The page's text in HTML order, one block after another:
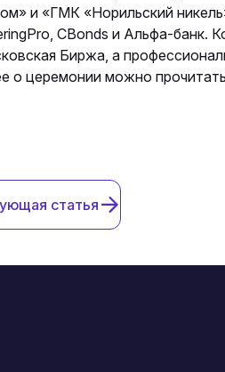
и «ГМК «Норильский
CBonds и Альфа-банк.
Биржа, а
о церемонии можно
статья